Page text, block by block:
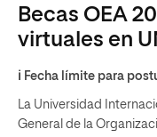
Becas OEA
virtuales en
ℹ️ Fecha límite para
La Universidad
General de la